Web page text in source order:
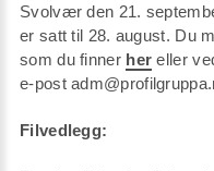
Svolvær den 21.
er satt til 28. august. Du
som du finner her eller
e-post
Filvedlegg: